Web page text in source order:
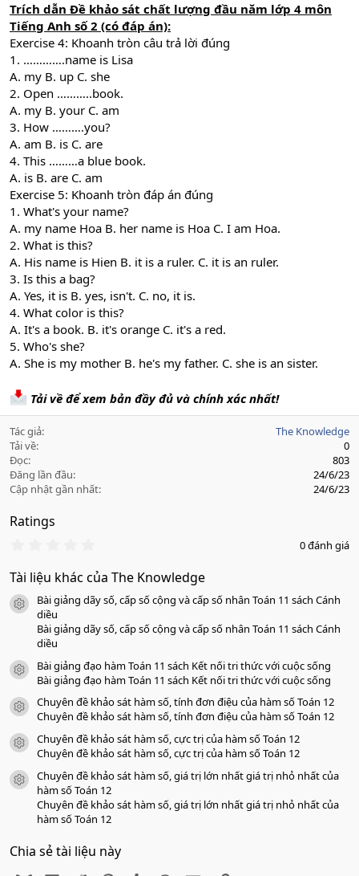
Trích dẫn Đề khảo sát chất lượng đầu năm lớp 4 môn
Tiếng Anh số 2 (có đáp án):
Exercise 4: Khoanh tròn câu trả lời đúng
1. ………….name is Lisa
A. my B. up C. she
2. Open ………..book.
A. my B. your C. am
3. How ……….you?
A. am B. is C. are
4. This ………a blue book.
A. is B. are C. am
Exercise 5: Khoanh tròn đáp án đúng
1. What's your name?
A. my name Hoa B. her name is Hoa C. I am Hoa.
2. What is this?
A. His name is Hien B. it is a ruler. C. it is an ruler.
3. Is this a bag?
A. Yes, it is B. yes, isn't. C. no, it is.
4. What color is this?
A. It's a book. B. it's orange C. it's a red.
5. Who's she?
A. She is my mother B. he's my father. C. she is an sister.
Tải về để xem bản đầy đủ và chính xác nhất!
Tác giả
The Knowledge
Tải về
0
Đọc
803
Đăng lần đầu
24/6/23
Cập nhật gần nhất
24/6/23
Ratings
0
0
a
0 đánh giá
Tài liệu khác của The Knowledge
icon tài liệu
Bài giảng dãy số, cấp số cộng và cấp số nhân Toán 11 sách Cánh
diều
Bài giảng dãy số, cấp số cộng và cấp số nhân Toán 11 sách Cánh
diều
icon tài liệu
Bài giảng đạo hàm Toán 11 sách Kết nối tri thức với cuộc sống
Bài giảng đạo hàm Toán 11 sách Kết nối tri thức với cuộc sống
icon tài liệu
Chuyên đề khảo sát hàm số, tính đơn điệu của hàm số Toán 12
Chuyên đề khảo sát hàm số, tính đơn điệu của hàm số Toán 12
icon tài liệu
Chuyên đề khảo sát hàm số, cực trị của hàm số Toán 12
Chuyên đề khảo sát hàm số, cực trị của hàm số Toán 12
icon tài liệu
Chuyên đề khảo sát hàm số, giá trị lớn nhất giá trị nhỏ nhất của
hàm số Toán 12
Chuyên đề khảo sát hàm số, giá trị lớn nhất giá trị nhỏ nhất của
hàm số Toán 12
Chia sẻ tài liệu này